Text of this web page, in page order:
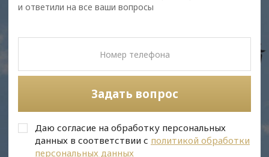
и ответили на все ваши вопросы
Задать вопрос
Даю согласие на обработку персональных
данных в соответствии с политикой обработки
персональных данных